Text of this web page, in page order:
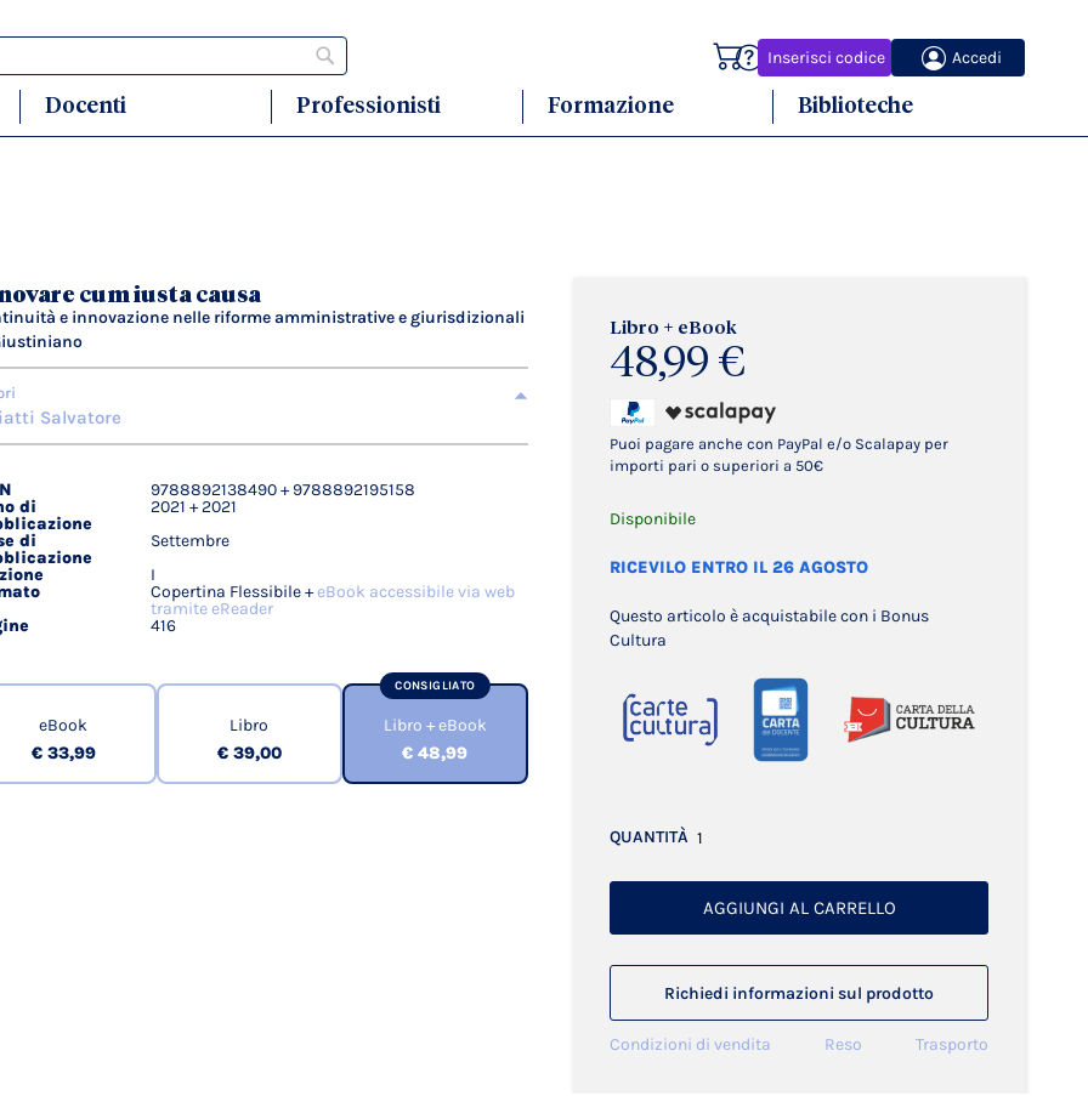
Inserisci codice Accedi
Carrello
Docenti Professionisti Formazione Biblioteche
Libro + eBook
48,99 €
Puoi pagare anche con PayPal e/o Scalapay per
importi pari o superiori a 50€
Disponibile
RICEVILO ENTRO IL 26 AGOSTO
Questo articolo è acquistabile con i Bonus
Cultura
QUANTITÀ
AGGIUNGI AL CARRELLO
Richiedi informazioni sul prodotto
Condizioni di vendita Reso Trasporto
cum iusta causa
e innovazione nelle riforme amministrative e giurisdizionali
Salvatore
9788892138490 + 9788892195158
di
2021 + 2021
di
Settembre
I
Copertina Flessibile +eBook accessibile via web
tramite eReader
416
eBook
€ 33,99
Libro
€ 39,00
CONSIGLIATO
Libro + eBook
€ 48,99